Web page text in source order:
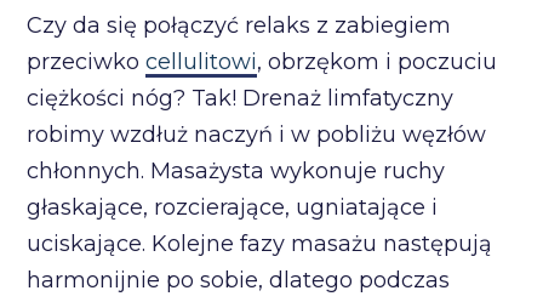
Czy da się połączyć relaks z zabiegiem
przeciwkocellulitowi, obrzękom i poczuciu
ciężkości nóg? Tak! Drenaż limfatyczny
robimy wzdłuż naczyń i w pobliżu węzłów
chłonnych. Masażysta wykonuje ruchy
głaskające, rozcierające, ugniatające i
uciskające. Kolejne fazy masażu następują
harmonijnie po sobie, dlatego podczas